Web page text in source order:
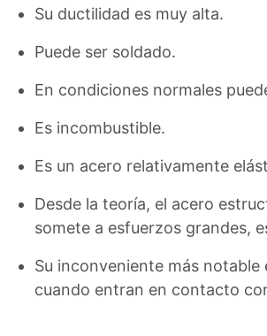
Su ductilidad es muy alta.
Puede ser soldado.
En condiciones normales
Es incombustible.
Es un acero relativamente
Desde la teoría, el acero
somete a esfuerzos grandes,
Su inconveniente más
cuando entran en contacto